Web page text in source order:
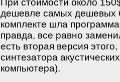
дешевле самых дешевых
комплекте шла
правда, все равно
есть вторая версия
синтезатора
компьютера).